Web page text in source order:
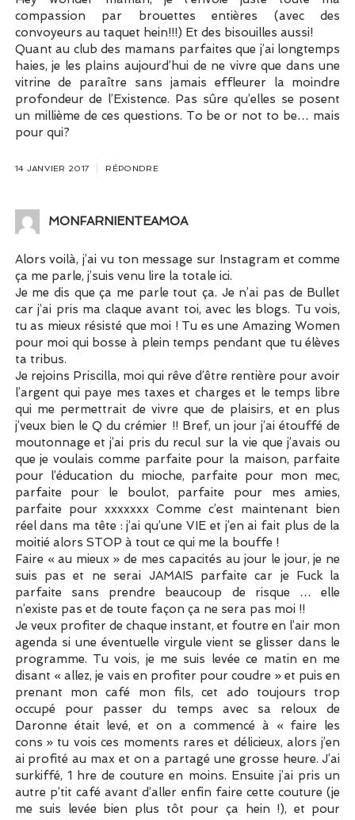
compassion par brouettes entières (avec des
convoyeurs au taquet hein!!!) Et des bisouilles aussi!
Quant au club des mamans parfaites que j’ai longtemps
haies, je les plains aujourd’hui de ne vivre que dans une
vitrine de paraître sans jamais effleurer la moindre
profondeur de l’Existence. Pas sûre qu’elles se posent
un millième de ces questions. To be or not to be… mais
pour qui?
14 JANVIER 2017 RÉPONDRE
MONFARNIENTEAMOA
Alors voilà, j’ai vu ton message sur Instagram et comme
ça me parle, j’suis venu lire la totale ici.
Je me dis que ça me parle tout ça. Je n’ai pas de Bullet
car j’ai pris ma claque avant toi, avec les blogs. Tu vois,
tu as mieux résisté que moi ! Tu es une Amazing Women
pour moi qui bosse à plein temps pendant que tu élèves
ta tribus.
Je rejoins Priscilla, moi qui rêve d’être rentière pour avoir
l’argent qui paye mes taxes et charges et le temps libre
qui me permettrait de vivre que de plaisirs, et en plus
j’veux bien le Q du crémier !! Bref, un jour j’ai étouffé de
moutonnage et j’ai pris du recul sur la vie que j’avais ou
que je voulais comme parfaite pour la maison, parfaite
pour l’éducation du mioche, parfaite pour mon mec,
parfaite pour le boulot, parfaite pour mes amies,
parfaite pour xxxxxxx Comme c’est maintenant bien
réel dans ma tête : j’ai qu’une VIE et j’en ai fait plus de la
moitié alors STOP à tout ce qui me la bouffe !
Faire « au mieux » de mes capacités au jour le jour, je ne
suis pas et ne serai JAMAIS parfaite car je Fuck la
parfaite sans prendre beaucoup de risque … elle
n’existe pas et de toute façon ça ne sera pas moi !!
Je veux profiter de chaque instant, et foutre en l’air mon
agenda si une éventuelle virgule vient se glisser dans le
programme. Tu vois, je me suis levée ce matin en me
disant « allez, je vais en profiter pour coudre » et puis en
prenant mon café mon fils, cet ado toujours trop
occupé pour passer du temps avec sa reloux de
Daronne était levé, et on a commencé à « faire les
cons » tu vois ces moments rares et délicieux, alors j’en
ai profité au max et on a partagé une grosse heure. J’ai
surkiffé, 1 hre de couture en moins. Ensuite j’ai pris un
autre p’tit café avant d’aller enfin faire cette couture (je
me suis levée bien plus tôt pour ça hein !), et pour